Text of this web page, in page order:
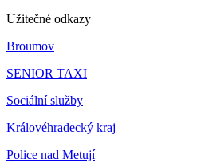
Užitečné odkazy
Broumov
SENIOR TAXI
Sociální služby
Královéhradecký kraj
Police nad Metují